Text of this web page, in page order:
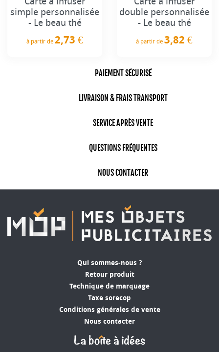
simple personnalisée
- Le beau thé
à partir de 2,73 €
double personnalisée
- Le beau thé
à partir de 3,82 €
PAIEMENT SÉCURISÉ
LIVRAISON & FRAIS TRANSPORT
SERVICE APRÈS VENTE
QUESTIONS FRÉQUENTES
NOUS CONTACTER
Qui sommes-nous ?
Retour produit
Technique de marquage
Taxe sorecop
Conditions générales de vente
Nous contacter